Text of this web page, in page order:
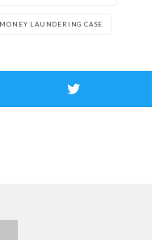
LAUNDERING CASE